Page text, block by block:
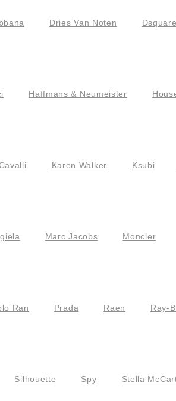
Dries Van Noten
Haffmans & Neumeister
Karen Walker Ksubi
Marc Jacobs Moncler
Ran Prada Raen Ray-
Silhouette Spy Stella